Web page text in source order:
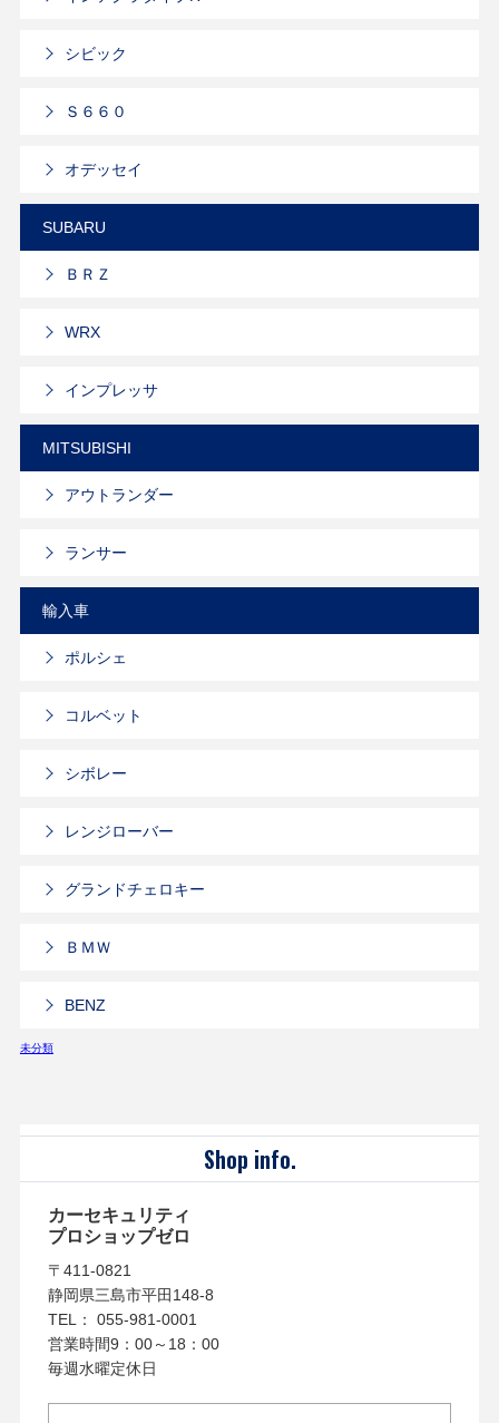
シビック
Ｓ６６０
オデッセイ
SUBARU
ＢＲＺ
WRX
インプレッサ
MITSUBISHI
アウトランダー
ランサー
輸入車
ポルシェ
コルベット
シボレー
レンジローバー
グランドチェロキー
ＢＭＷ
BENZ
未分類
Shop info.
カーセキュリティ
プロショップゼロ
〒411-0821
静岡県三島市平田148-8
TEL： 055-981-0001
営業時間9：00～18：00
毎週水曜定休日